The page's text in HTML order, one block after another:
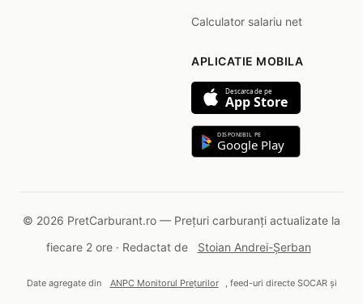
Calculator salariu net
APLICATIE MOBILA
Descarca de pe
App Store
DISPONIBIL PE
Google Play
© 2026 PretCarburant.ro — Prețuri carburanți actualizate la
fiecare 2 ore · Redactat de
Stoian Andrei-Șerban
Date agregate din ANPC Monitorul Prețurilor , feed-uri directe SOCAR și